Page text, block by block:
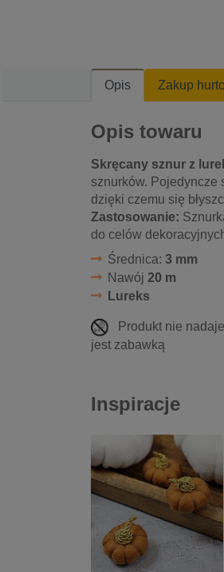
Opis Zakup
Opis towaru
Skręcany sznur z
sznurków. Pojedyncze
dzięki czemu się
Zastosowanie:
do celów
Średnica: 3 mm
Nawój 20 m
Lureks
Produkt nie
jest zabawką
Inspiracje